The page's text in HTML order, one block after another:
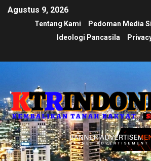
Agustus 9, 2026
Tentang Kami Pedoman Media
Ideologi Pancasila